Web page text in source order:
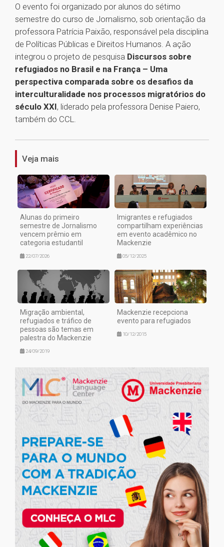
O evento foi organizado por alunos do sétimo
semestre do curso de Jornalismo, sob orientação da
professora Patrícia Paixão, responsável pela disciplina
de Políticas Públicas e Direitos Humanos. A ação
integrou o projeto de pesquisa Discursos sobre
refugiados no Brasil e na França – Uma
perspectiva comparada sobre os desafios da
interculturalidade nos processos migratórios do
século XXI, liderado pela professora Denise Paiero,
também do CCL.
Veja mais
Alunas do primeiro
semestre de Jornalismo
vencem prêmio em
categoria estudantil
22/07/2026
Imigrantes e refugiados
compartilham experiências
em evento acadêmico no
Mackenzie
05/12/2025
Migração ambiental,
refugiados e tráfico de
pessoas são temas em
palestra do Mackenzie
24/09/2019
Mackenzie recepciona
evento para refugiados
10/12/2015